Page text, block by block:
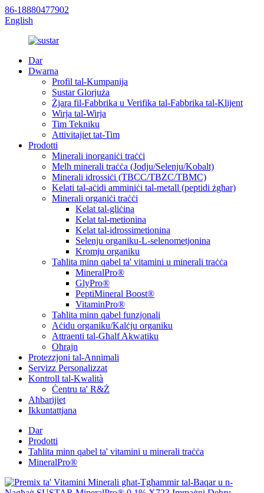
86-18880477902
English
Dar
Dwarna
Profil tal-Kumpanija
Sustar Glorjuża
Żjara fil-Fabbrika u Verifika tal-Fabbrika tal-Klijent
Wirja tal-Wirja
Tim Tekniku
Attivitajiet tat-Tim
Prodotti
Minerali inorganiċi traċċi
Melħ minerali traċċa (Jodju/Selenju/Kobalt)
Minerali idrossiċi (TBCC/TBZC/TBMC)
Kelati tal-aċidi amminiċi tal-metall (peptidi żgħar)
Minerali organiċi traċċi
Kelat tal-gliċina
Kelat tal-metionina
Kelat tal-idrossimetionina
Selenju organiku-L-selenometjonina
Kromju organiku
Taħlita minn qabel ta' vitamini u minerali traċċa
MineralPro®
GlyPro®
PeptiMineral Boost®
VitaminPro®
Taħlita minn qabel funzjonali
Aċidu organiku/Kalċju organiku
Attraenti tal-Għalf Akwatiku
Oħrajn
Protezzjoni tal-Annimali
Servizz Personalizzat
Kontroll tal-Kwalità
Ċentru ta' R&Ż
Aħbarijiet
Ikkuntattjana
Dar
Prodotti
Taħlita minn qabel ta' vitamini u minerali traċċa
MineralPro®